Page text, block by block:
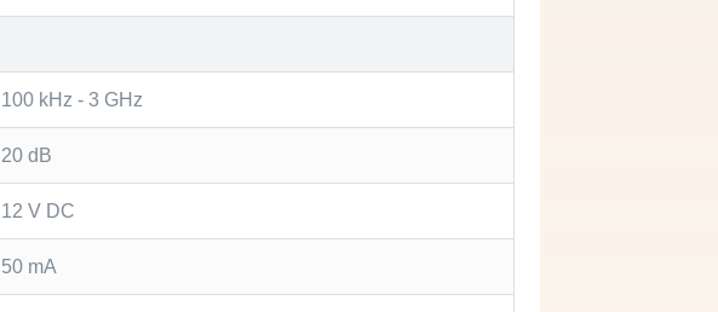
100 kHz - 3 GHz
20 dB
12 V DC
50 mA